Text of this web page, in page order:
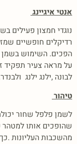
אנטי איגיינג
נוגדי חמצון פעילים
רדיקלים חופשיים
הפכים. השימוש
על מראה צעיר
לבונה ,ילנג ילנג
טיהור
לשמן פלפל שחור
שהופכים אותו למטהר
מהשכבות העליונות